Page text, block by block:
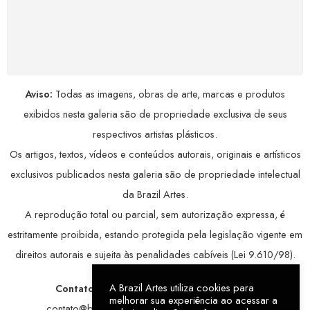
Aviso: Todas as imagens, obras de arte, marcas e produtos
exibidos nesta galeria são de propriedade exclusiva de seus
respectivos artistas plásticos.
Os artigos, textos, vídeos e conteúdos autorais, originais e artísticos
exclusivos publicados nesta galeria são de propriedade intelectual
da Brazil Artes.
A reprodução total ou parcial, sem autorização expressa, é
estritamente proibida, estando protegida pela legislação vigente em
direitos autorais e sujeita às penalidades cabíveis (Lei 9.610/98).
Contatos: WhatsApp:79 9998-1221/ E-mail:
A Brazil Artes utiliza cookies para
melhorar sua experiência ao acessar a